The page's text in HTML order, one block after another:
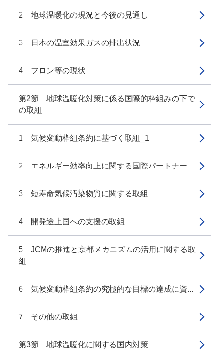
2 地球温暖化の現況と今後の見通し
3 日本の温室効果ガスの排出状況
4 フロン等の現状
第2節 地球温暖化対策に係る国際的枠組みの下で
の取組
1 気候変動枠組条約に基づく取組_1
2 エネルギー効率向上に関する国際パートナー...
3 短寿命気候汚染物質に関する取組
4 開発途上国への支援の取組
5 JCMの推進と京都メカニズムの活用に関する取
組
6 気候変動枠組条約の究極的な目標の達成に資...
7 その他の取組
第3節 地球温暖化に関する国内対策